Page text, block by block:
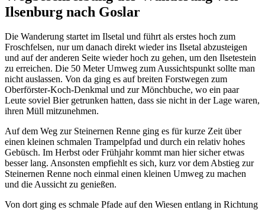
Ilsenburg nach Goslar
Die Wanderung startet im Ilsetal und führt als erstes hoch zum
Froschfelsen, nur um danach direkt wieder ins Ilsetal abzusteigen
und auf der anderen Seite wieder hoch zu gehen, um den Ilsetestein
zu erreichen. Die 50 Meter Umweg zum Aussichtspunkt sollte man
nicht auslassen. Von da ging es auf breiten Forstwegen zum
Oberförster-Koch-Denkmal und zur Mönchbuche, wo ein paar
Leute soviel Bier getrunken hatten, dass sie nicht in der Lage waren,
ihren Müll mitzunehmen.
Auf dem Weg zur Steinernen Renne ging es für kurze Zeit über
einen kleinen schmalen Trampelpfad und durch ein relativ hohes
Gebüsch. Im Herbst oder Frühjahr kommt man hier sicher etwas
besser lang. Ansonsten empfiehlt es sich, kurz vor dem Abstieg zur
Steinernen Renne noch einmal einen kleinen Umweg zu machen
und die Aussicht zu genießen.
Von dort ging es schmale Pfade auf den Wiesen entlang in Richtung